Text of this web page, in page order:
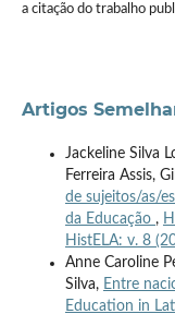
a citação do trabalho
Artigos
Jackeline Silva
Ferreira Assis,
de sujeitos/as/
da Educação ,
HistELA: v. 8
Anne Caroline
Silva, Entre
Education in